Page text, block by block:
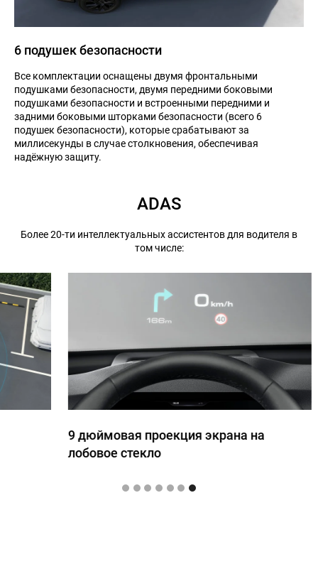
6 подушек безопасности
Все комплектации оснащены двумя фронтальными
подушками безопасности, двумя передними боковыми
подушками безопасности и встроенными передними и
задними боковыми шторками безопасности (всего 6
подушек безопасности), которые срабатывают за
миллисекунды в случае столкновения, обеспечивая
надёжную защиту.
ADAS
Более 20-ти интеллектуальных ассистентов для водителя в
том числе:
9 дюймовая проекция экрана на
лобовое стекло